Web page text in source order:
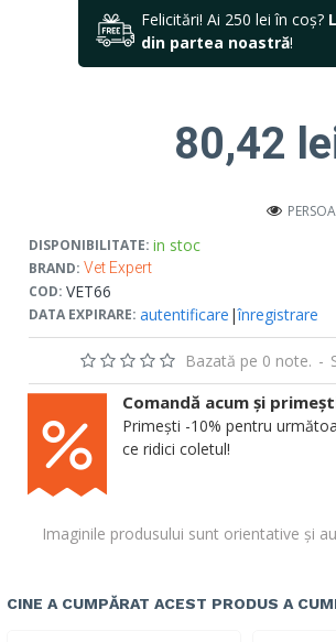
Felicitări! Ai 250 lei în coș?
din partea noastră!
DISPONIBILITATE: in stoc
BRAND: Vet Expert
COD: VET66
DATA EXPIRARE: autentificare |înregistrare
Bazată pe 0 note. -
80,42
Imaginile produsului sunt orientative și
Comandă acum și
Primești -10% pentru
ce ridici coletul!
CINE A CUMPĂRAT ACEST PRODUS A